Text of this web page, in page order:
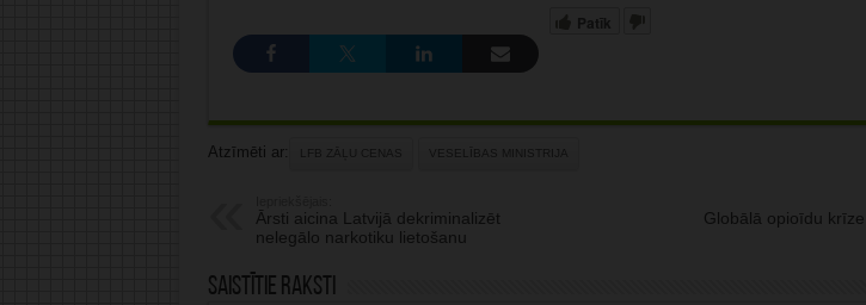
Patīk
Atzīmēti ar: LFB ZĀĻU CENAS VESELĪBAS MINISTRIJA
Ārsti aicina Latvijā dekriminalizēt
nelegālo narkotiku lietošanu
Globālā opioīdu
Saistītie raksti